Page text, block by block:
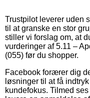
Trustpilot leverer uden
til at granske en stor
stiller vi forslag om, at
vurderinger af 5.11 –
(055) før du shopper.
Facebook forærer dig
løsninger til at få
kundefokus. Tilmed